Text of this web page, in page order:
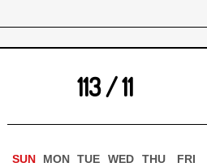
113 / 11
SUN MON TUE WED THU FRI